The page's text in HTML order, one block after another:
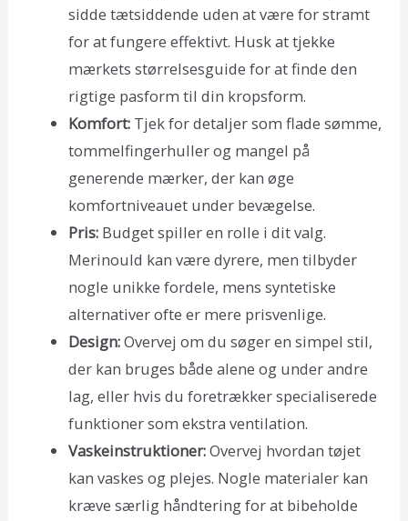
sidde tætsiddende uden at være for stramt
for at fungere effektivt. Husk at tjekke
mærkets størrelsesguide for at finde den
rigtige pasform til din kropsform.
Komfort:Tjek for detaljer som flade sømme,
tommelfingerhuller og mangel på
generende mærker, der kan øge
komfortniveauet under bevægelse.
Pris:Budget spiller en rolle i dit valg.
Merinould kan være dyrere, men tilbyder
nogle unikke fordele, mens syntetiske
alternativer ofte er mere prisvenlige.
Design:Overvej om du søger en simpel stil,
der kan bruges både alene og under andre
lag, eller hvis du foretrækker specialiserede
funktioner som ekstra ventilation.
Vaskeinstruktioner:Overvej hvordan tøjet
kan vaskes og plejes. Nogle materialer kan
kræve særlig håndtering for at bibeholde